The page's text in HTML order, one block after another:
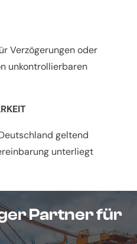
Verzögerungen oder
unkontrollierbaren
geltend
unterliegt
Partner für